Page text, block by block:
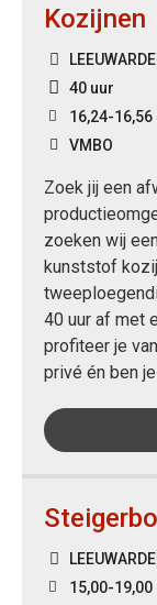
Kozijnen
40 uur
16,24-16,56
VMBO
Zoek jij een
zoeken wij
kunststof
40 uur af met
profiteer je
privé én ben
15,00-19,00